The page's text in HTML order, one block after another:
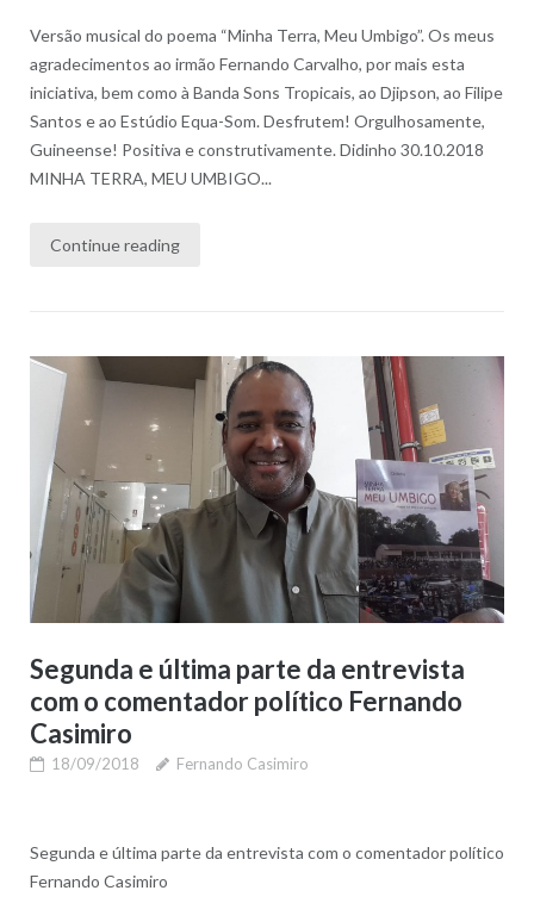
Versão musical do poema “Minha Terra, Meu Umbigo”. Os meus
agradecimentos ao irmão Fernando Carvalho, por mais esta
iniciativa, bem como à Banda Sons Tropicais, ao Djipson, ao Filipe
Santos e ao Estúdio Equa-Som. Desfrutem! Orgulhosamente,
Guineense! Positiva e construtivamente. Didinho 30.10.2018
MINHA TERRA, MEU UMBIGO...
Continue reading
Segunda e última parte da entrevista
com o comentador político Fernando
Casimiro
18/09/2018 Fernando Casimiro
Segunda e última parte da entrevista com o comentador político
Fernando Casimiro